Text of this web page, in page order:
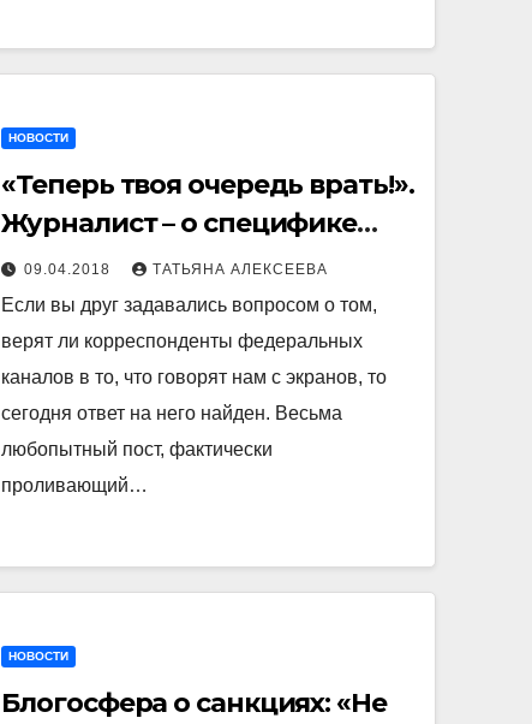
НОВОСТИ
«Теперь твоя очередь врать!».
Журналист – о специфике
работы в «Вестях»
09.04.2018 ТАТЬЯНА АЛЕКСЕЕВА
Если вы друг задавались вопросом о том,
верят ли корреспонденты федеральных
каналов в то, что говорят нам с экранов, то
сегодня ответ на него найден. Весьма
любопытный пост, фактически
проливающий…
НОВОСТИ
Блогосфера о санкциях: «Не